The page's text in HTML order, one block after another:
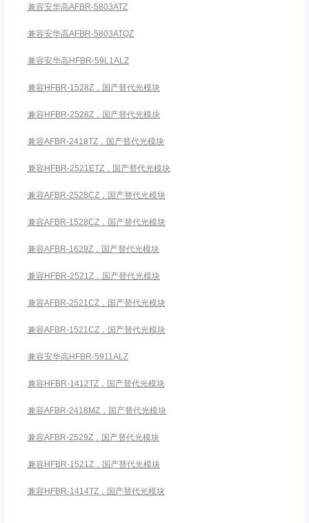
兼容安华高AFBR-5803ATZ
兼容安华高AFBR-5803ATQZ
兼容安华高HFBR-59L1ALZ
兼容HFBR-1528Z，国产替代光模块
兼容HFBR-2528Z，国产替代光模块
兼容AFBR-2418TZ，国产替代光模块
兼容HFBR-2521ETZ，国产替代光模块
兼容AFBR-2528CZ，国产替代光模块
兼容AFBR-1528CZ，国产替代光模块
兼容AFBR-1629Z，国产替代光模块
兼容HFBR-2521Z，国产替代光模块
兼容AFBR-2521CZ，国产替代光模块
兼容AFBR-1521CZ，国产替代光模块
兼容安华高HFBR-5911ALZ
兼容HFBR-1412TZ，国产替代光模块
兼容AFBR-2418MZ，国产替代光模块
兼容AFBR-2529Z，国产替代光模块
兼容HFBR-1521Z，国产替代光模块
兼容HFBR-1414TZ，国产替代光模块